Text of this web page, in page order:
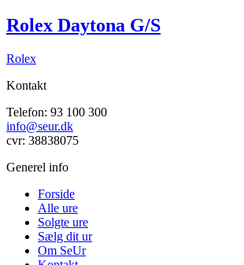
Rolex Daytona G/S
Rolex
Kontakt
Telefon: 93 100 300
info@seur.dk
cvr: 38838075
Generel info
Forside
Alle ure
Solgte ure
Sælg dit ur
Om SeUr